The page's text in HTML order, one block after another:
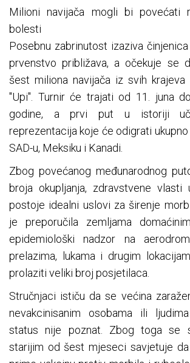
Milioni navijača mogli bi povećati
bolesti
Posebnu zabrinutost izaziva
prvenstvo približava, a očekuje se
šest miliona navijača iz svih krajeva
"Upi". Turnir će trajati od 11. juna
godine, a prvi put u istoriji
reprezentacija koje će odigrati
SAD-u, Meksiku i Kanadi.
Zbog povećanog međunarodnog
broja okupljanja, zdravstvene vlasti
postoje idealni uslovi za širenje
je preporučila zemljama
epidemiološki nadzor na
prelazima, lukama i drugim
prolaziti veliki broj posjetilaca.
Stručnjaci ističu da se većina
nevakcinisanim osobama ili
status nije poznat. Zbog toga se
starijim od šest mjeseci savjetuje